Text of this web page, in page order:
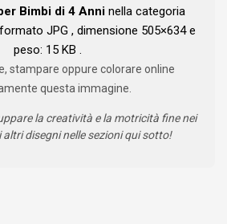
Bimbi di 4 Anninella categoria
JPG , dimensione 505×634 e
peso: 15 KB .
stampare oppure colorare online
questa immagine.
la creatività e la motricità fine nei
altri disegni nelle sezioni qui sotto!